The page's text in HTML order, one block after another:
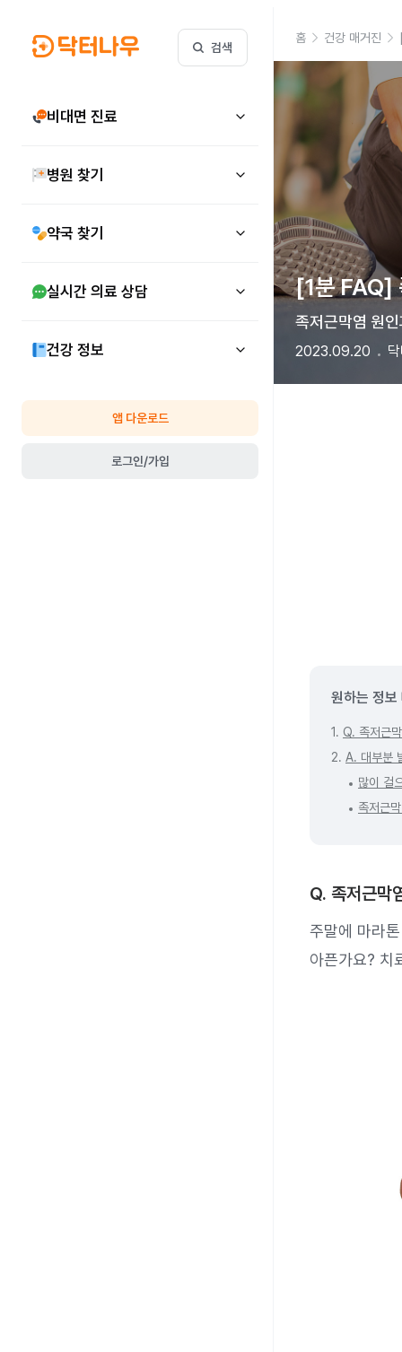
검색
비대면 진료
병원 찾기
약국 찾기
실시간 의료 상담
건강 정보
앱 다운로드
로그인/가입
홈 건강 매거진
[1분 FAQ]
족저근막염 원
2023.09.20
원하는 정보
1. Q. 족저근
2. A. 대부분
많이 걸
족저근
Q. 족저근막
주말에 마라
아픈가요? 치